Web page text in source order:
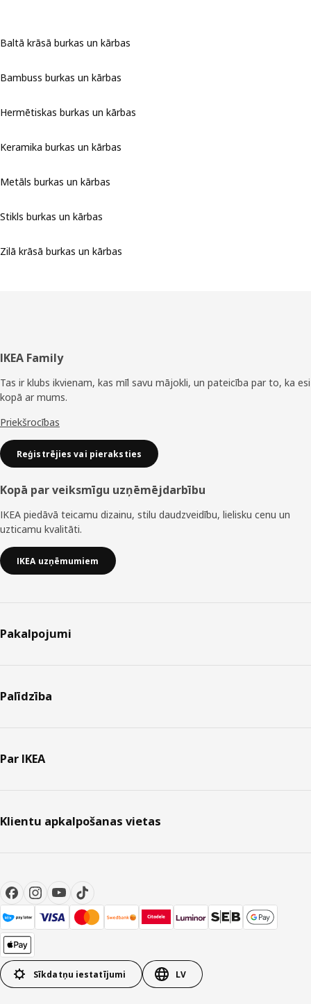
Baltā krāsā burkas un kārbas
Bambuss burkas un kārbas
Hermētiskas burkas un kārbas
Keramika burkas un kārbas
Metāls burkas un kārbas
Stikls burkas un kārbas
Zilā krāsā burkas un kārbas
Kājene
IKEA Family
Tas ir klubs ikvienam, kas mīl savu mājokli, un pateicība par to, ka esi
kopā ar mums.
Priekšrocības
Reģistrējies vai pieraksties
Kopā par veiksmīgu uzņēmējdarbību
IKEA piedāvā teicamu dizainu, stilu daudzveidību, lielisku cenu un
uzticamu kvalitāti.
IKEA uzņēmumiem
Pakalpojumi
Palīdzība
Par IKEA
Klientu apkalpošanas vietas
Sīkdatņu iestatījumi LV